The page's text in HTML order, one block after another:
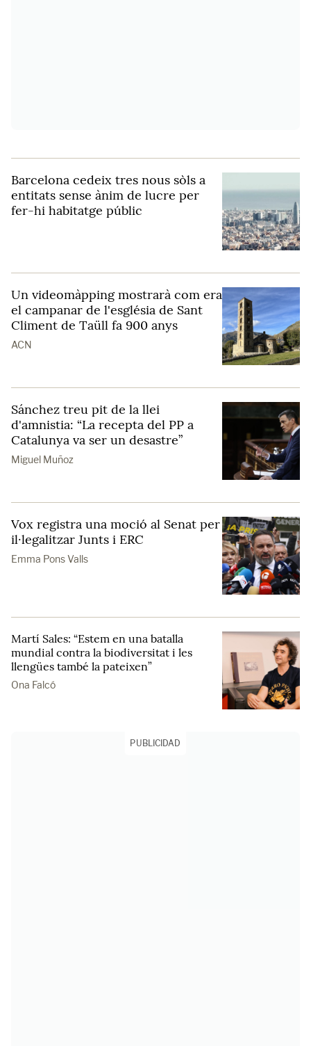
Barcelona cedeix tres nous sòls a
entitats sense ànim de lucre per
fer-hi habitatge públic
Un videomàpping mostrarà com era
el campanar de l'església de Sant
Climent de Taüll fa 900 anys
ACN
Sánchez treu pit de la llei
d'amnistia: “La recepta del PP a
Catalunya va ser un desastre”
Miguel Muñoz
Vox registra una moció al Senat per
il·legalitzar Junts i ERC
Emma Pons Valls
Martí Sales: “Estem en una batalla
mundial contra la biodiversitat i les
llengües també la pateixen”
Ona Falcó
PUBLICIDAD